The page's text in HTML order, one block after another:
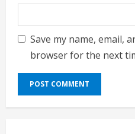
Save my name, email,
browser for the next